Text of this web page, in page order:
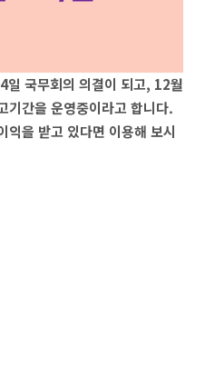
일 국무회의 의결이 되고, 12월
기간을 운영중이라고 합니다.
익을 받고 있다면 이용해 보시